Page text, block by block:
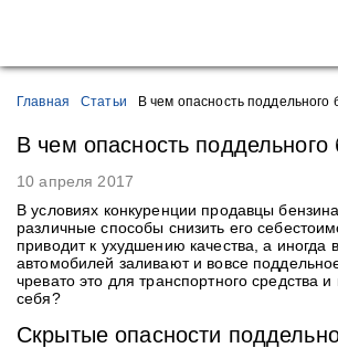
Главная Статьи В чем опасность поддельного
В чем опасность поддельного
10 апреля 2017
В условиях конкуренции продавцы
различные способы снизить его
приводит к ухудшению качества, а иногда
автомобилей заливают и вовсе
чревато это для транспортного средства и
себя?
Скрытые опасности